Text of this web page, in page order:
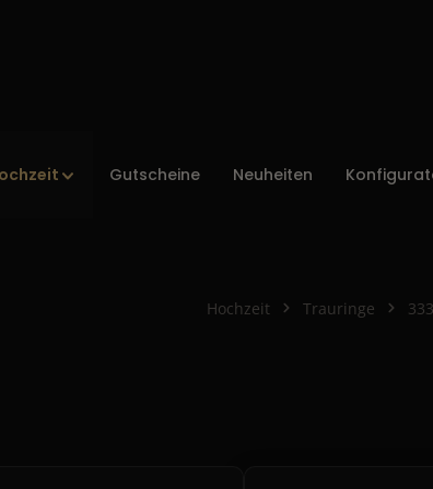
Gutscheine Neuheiten
Hochzeit Trauringe